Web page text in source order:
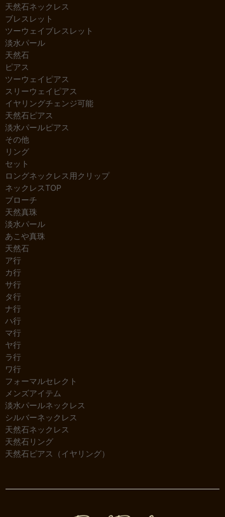
天然石ネックレス
ブレスレット
ツーウェイブレスレット
淡水パール
天然石
ピアス
ツーウェイピアス
スリーウェイピアス
イヤリングチェンジ可能
天然石ピアス
淡水パールピアス
その他
リング
セット
ロングネックレス用クリップ
ネックレスTOP
ブローチ
天然真珠
淡水パール
あこや真珠
天然石
ア行
カ行
サ行
タ行
ナ行
ハ行
マ行
ヤ行
ラ行
ワ行
フォーマルセレクト
メンズアイテム
淡水パールネックレス
シルバーネックレス
天然石ネックレス
天然石リング
天然石ピアス（イヤリング）